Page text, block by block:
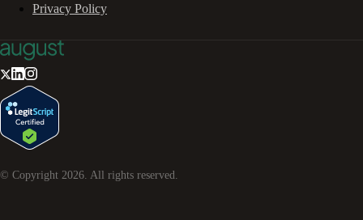
Privacy Policy
© Copyright 2026 . All rights reserved.